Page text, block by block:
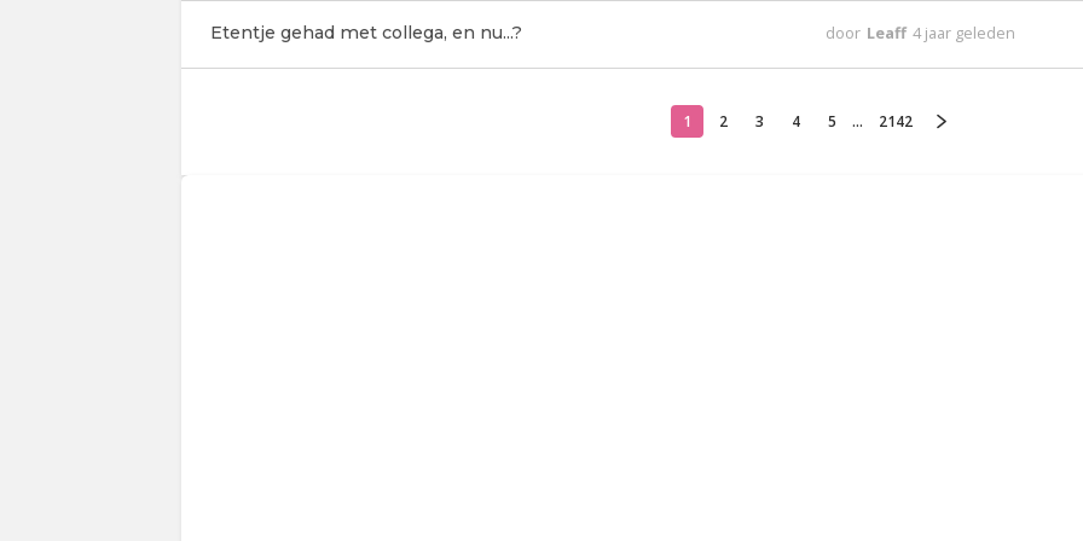
Etentje gehad met collega, en nu...? door Leaff 4 jaar geleden
1 2 3 4 5 ... 2142